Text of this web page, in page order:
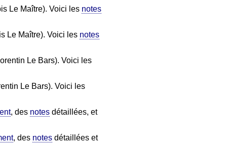
Le Maître). Voici les notes
Le Maître). Voici les notes
Le Bars). Voici les
Le Bars). Voici les
, des notes détaillées, et
, des notes détaillées et